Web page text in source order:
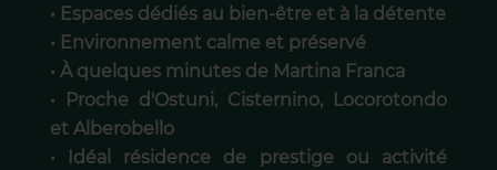
• Espaces dédiés au bien-être et à la détente
• Environnement calme et préservé
• À quelques minutes de Martina Franca
• Proche d'Ostuni, Cisternino, Locorotondo
et Alberobello
• Idéal résidence de prestige ou activité